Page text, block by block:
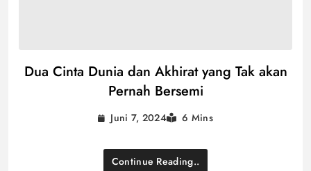
Dua Cinta Dunia dan Akhirat yang Tak akan
Pernah Bersemi
Juni 7, 2024 6 Mins
Continue Reading..